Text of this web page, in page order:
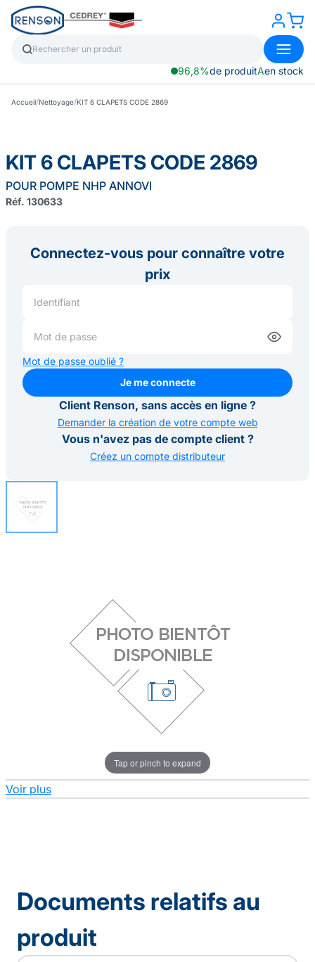
96,8%de produitAen stock
Accueil/Nettoyage/KIT 6 CLAPETS CODE 2869
Tap or pinch to expand
Voir plus
KIT 6 CLAPETS CODE 2869
POUR POMPE NHP ANNOVI
Réf. 130633
Connectez-vous pour connaître votre
prix
Mot de passe oublié ?
Je me connecte
Je me connecte
Client Renson, sans accès en ligne ?
Demander la création de votre compte web
Vous n'avez pas de compte client ?
Créez un compte distributeur
Documents relatifs au
produit